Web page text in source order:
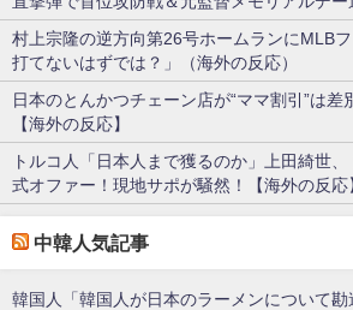
村上宗隆の逆方向第26号ホームランにMLB
打てないはずでは？」（海外の反応）
日本のとんかつチェーン店が“ママ割引”は
【海外の反応】
トルコ人「日本人まで獲るのか」上田綺世
式オファー！現地サポが騒然！【海外の反応
中韓人気記事
韓国人「韓国人が日本のラーメンについて勘